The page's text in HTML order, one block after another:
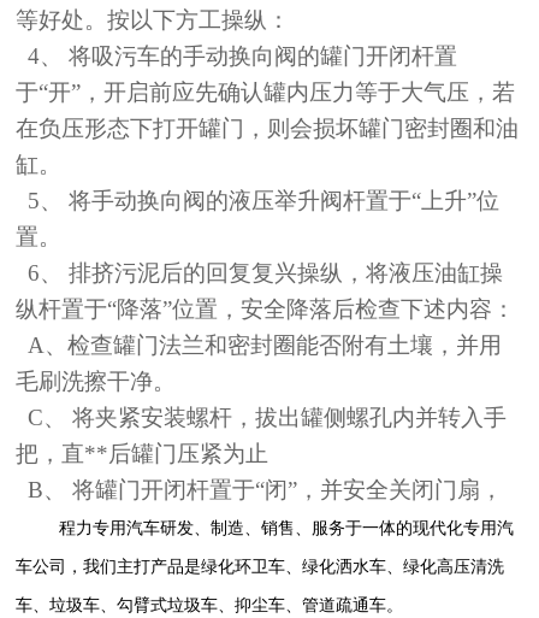
等好处。按以下方工操纵：
4、 将吸污车的手动换向阀的罐门开闭杆置
于“开”，开启前应先确认罐内压力等于大气压，若
在负压形态下打开罐门，则会损坏罐门密封圈和油
缸。
5、 将手动换向阀的液压举升阀杆置于“上升”位
置。
6、 排挤污泥后的回复复兴操纵，将液压油缸操
纵杆置于“降落”位置，安全降落后检查下述内容：
A、检查罐门法兰和密封圈能否附有土壤，并用
毛刷洗擦干净。
C、 将夹紧安装螺杆，拔出罐侧螺孔内并转入手
把，直**后罐门压紧为止
B、 将罐门开闭杆置于“闭”，并安全关闭门扇，
程力专用汽车研发、制造、销售、服务于一体的现代化专用汽
车公司，我们主打产品是绿化环卫车、绿化洒水车、绿化高压清洗
车、垃圾车、勾臂式垃圾车、抑尘车、管道疏通车。